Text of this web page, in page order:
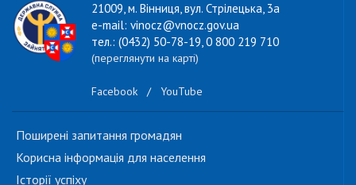
21009, м. Вінниця, вул. Стрілецька, 3а
e-mail: vinocz@vnocz.gov.ua
тел.: (0432) 50-78-19, 0 800 219 710
(переглянути на карті)
Facebook / YouTube
Поширені запитання громадян
Корисна інформація для населення
Історії успіху